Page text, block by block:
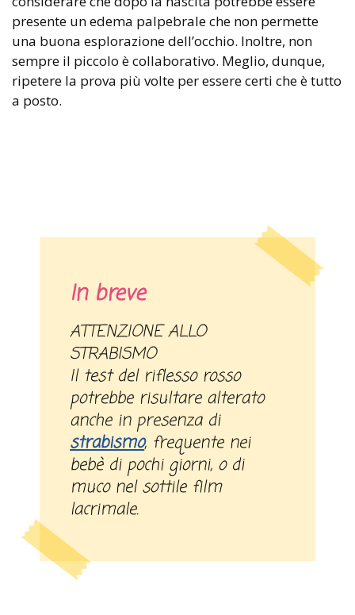
presente un edema palpebrale che non permette
una buona esplorazione dell’occhio. Inoltre, non
sempre il piccolo è collaborativo. Meglio, dunque,
ripetere la prova più volte per essere certi che è tutto
a posto.
In breve
ATTENZIONE ALLO
STRABISMO
Il test del riflesso rosso
potrebbe risultare alterato
anche in presenza di
strabismo, frequente nei
bebè di pochi giorni, o di
muco nel sottile film
lacrimale.